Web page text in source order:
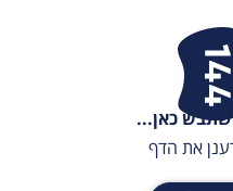
כאן...
את הדף